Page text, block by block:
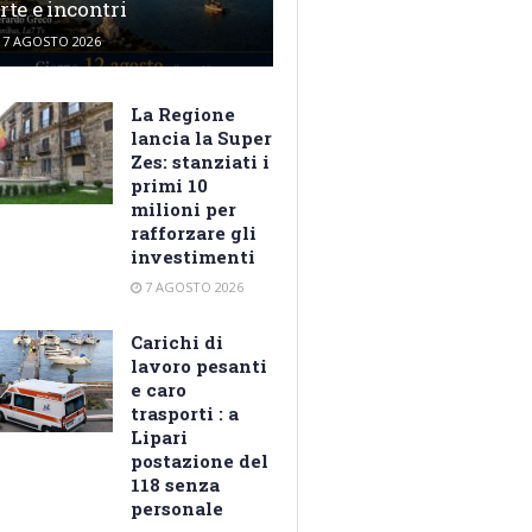
e incontri
7 AGOSTO 2026
La Regione
lancia la Super
Zes: stanziati i
primi 10
milioni per
rafforzare gli
investimenti
7 AGOSTO 2026
Carichi di
lavoro pesanti
e caro
trasporti : a
Lipari
postazione del
118 senza
personale